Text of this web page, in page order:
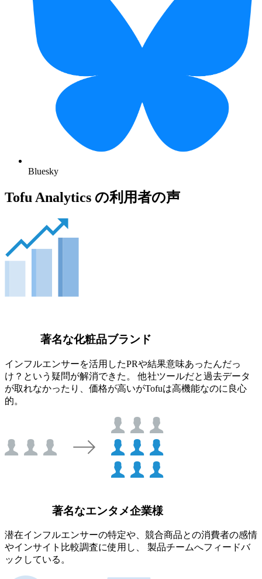
Bluesky
Tofu Analytics の利用者の声
著名な化粧品ブランド
インフルエンサーを活用したPRや結果意味あったんだっ
け？という疑問が解消できた。 他社ツールだと過去データ
が取れなかったり、価格が高いがTofuは高機能なのに良心
的。
著名なエンタメ企業様
潜在インフルエンサーの特定や、競合商品との消費者の感情
やインサイト比較調査に使用し、 製品チームへフィードバ
ックしている。